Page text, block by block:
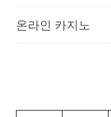
온라인 카지노